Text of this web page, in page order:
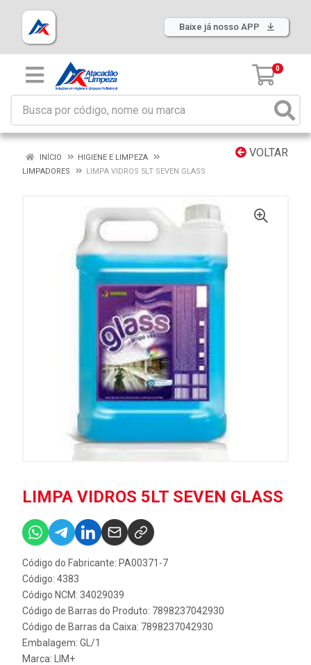
Baixe já nosso APP
0
VOLTAR
INÍCIO
HIGIENE E LIMPEZA
LIMPADORES
LIMPA VIDROS 5LT SEVEN GLASS
LIMPA VIDROS 5LT SEVEN GLASS
Código do Fabricante: PA00371-7
Código: 4383
Código NCM: 34029039
Código de Barras do Produto: 7898237042930
Código de Barras da Caixa: 7898237042930
Embalagem: GL/1
Marca:
LIM+